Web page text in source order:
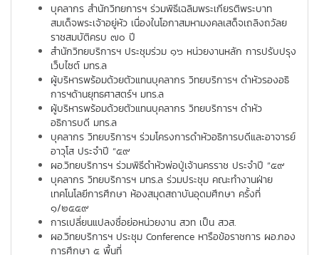
บุคลากร สำนักวิทยการฯ ร่วมพิธีเฉลิมพระเกียรติพระบาท
สมเด็จพระเจ้าอยู่หัว เนื่องในโอกาสมหามงคลเสด็จเถลิงถวัลย
ราชสมบัติครบ ๗๐ ปี
สำนักวิทยบริการฯ ประชุมร่วม ๑๖ หน่วยงานหลัก การปรับปรุง
เว็บไซต์ มทร.ล
ผู้บริหารพร้อมด้วยตัวแทนบุคลากร วิทยบริการฯ ดำหัวรองอธิ
การฯด้านยุทธศาสตร์ฯ มทร.ล
ผู้บริหารพร้อมด้วยตัวแทนบุคลากร วิทยบริการฯ ดำหัว
อธิการบดี มทร.ล
บุคลากร วิทยบริการฯ ร่วมโครงการดำหัวอธิการบดีและอาจารย์
อาวุโส ประจำปี “๕๙
ผอ.วิทยบริการฯ ร่วมพิธีดำหัวพ่อปู่เจ้านครราช ประจำปี “๕๙
บุคลากร วิทยบริการฯ มทร.ล ร่วมประชุม คณะทำงานฝ่าย
เทคโนโลยีการศึกษา ห้องสมุดสถาบันอุดมศึกษา ครั้งที่
๑/๒๕๕๙
การเปลี่ยนแปลงชื่อย่อหน่วยงาน สวท เป็น สวส.
ผอ.วิทยบริการฯ ประชุม Conference หารือข้อราชการ ผอ.กอง
การศึกษา ๕ พื้นที่